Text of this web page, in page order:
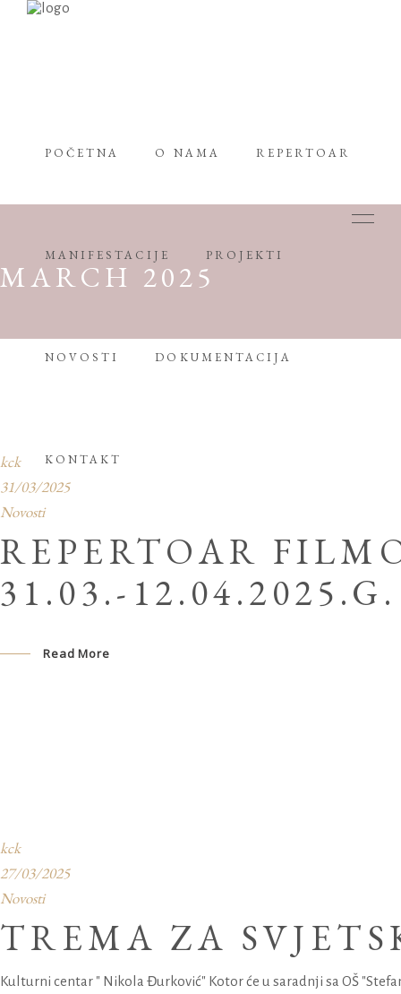
POČETNA O NAMA REPERTOAR
MANIFESTACIJE PROJEKTI
NOVOSTI DOKUMENTACIJA
KONTAKT
MARCH 2025
kck
31/03/2025
Novosti
REPERTOAR
31.03.-12.04.2025.G.
Read More
kck
27/03/2025
Novosti
TREMA ZA
Kulturni centar " Nikola Đurković" Kotor će u saradnji sa OŠ